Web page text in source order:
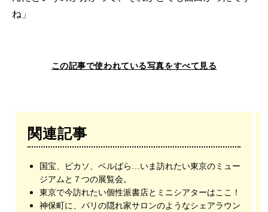
ね」
この記事で使われている写真をすべて見る
関連記事
国宝、ピカソ、ベルばら…いま訪れたい東京のミュー
ジアムと７つの展覧会。
東京で今訪れたい個性派書店とミニシアターはここ！
神保町に、パリの隠れ家サロンのようなシェアラウン